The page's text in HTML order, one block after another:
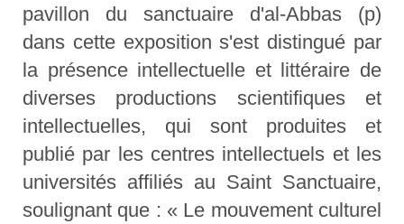
pavillon du sanctuaire d'al-Abbas (p)
dans cette exposition s'est distingué par
la présence intellectuelle et littéraire de
diverses productions scientifiques et
intellectuelles, qui sont produites et
publié par les centres intellectuels et les
universités affiliés au Saint Sanctuaire,
soulignant que : « Le mouvement culturel